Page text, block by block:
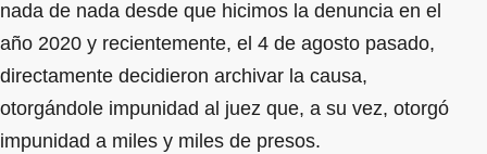
nada de nada desde que hicimos la denuncia en el
año 2020 y recientemente, el 4 de agosto pasado,
directamente decidieron archivar la causa,
otorgándole impunidad al juez que, a su vez, otorgó
impunidad a miles y miles de presos.